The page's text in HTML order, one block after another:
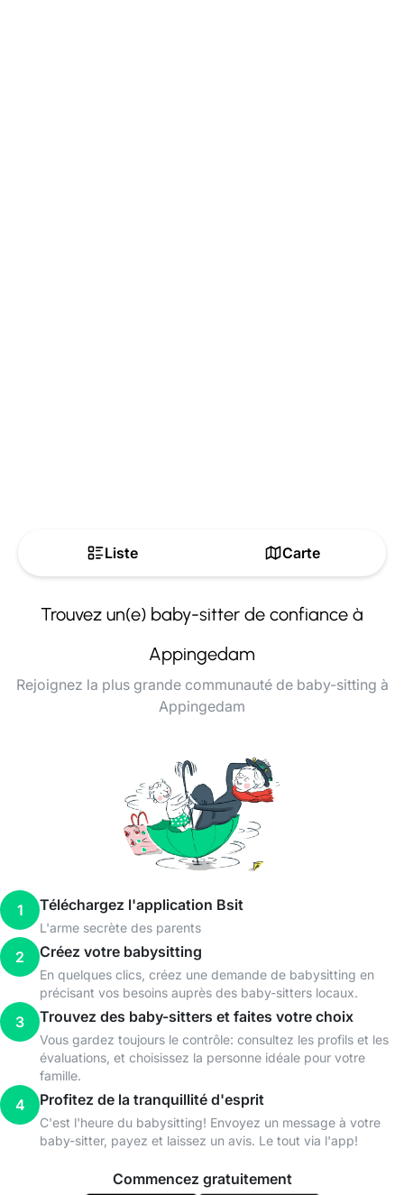
Liste Carte
Trouvez un(e) baby-sitter de confiance à
Appingedam
Rejoignez la plus grande communauté de baby-sitting à
Appingedam
1 Téléchargez l'application Bsit
L'arme secrète des parents
2 Créez votre babysitting
En quelques clics, créez une demande de babysitting en
précisant vos besoins auprès des baby-sitters locaux.
3 Trouvez des baby-sitters et faites votre choix
Vous gardez toujours le contrôle: consultez les profils et les
évaluations, et choisissez la personne idéale pour votre
famille.
4 Profitez de la tranquillité d'esprit
C'est l'heure du babysitting! Envoyez un message à votre
baby-sitter, payez et laissez un avis. Le tout via l'app!
Commencez gratuitement